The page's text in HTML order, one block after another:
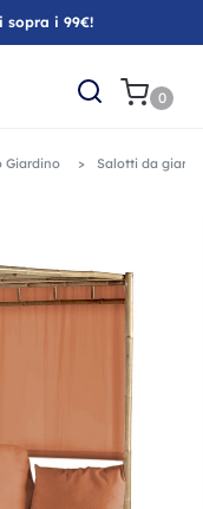
sopra i 99€!
0
Giardino Salotti da